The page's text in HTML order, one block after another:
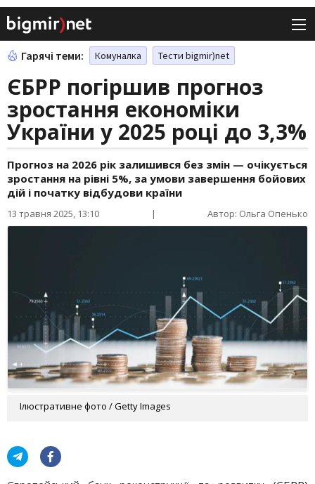
Гарячі теми: Комуналка Тести bigmir)net
ЄБРР погіршив прогноз
зростання економіки
України у 2025 році до 3,3%
Прогноз на 2026 рік залишився без змін — очікується
зростання на рівні 5%, за умови завершення бойових
дій і початку відбудови країни
13 травня 2025, 13:10 | Автор: Ольга Опенько
Ілюстративне фото / Getty Images